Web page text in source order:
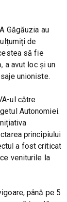
Găgăuzia au
de
să fie
a avut loc și un
unioniste.
ul către
Autonomiei.
principiului
a fost criticat
veniturile la
până pe 5